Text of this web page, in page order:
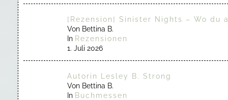
[Rezension] Sinister Nights – Wo du
Von Bettina B.
In Rezensionen
1. Juli 2026
Autorin Lesley B. Strong
Von Bettina B.
In Buchmessen